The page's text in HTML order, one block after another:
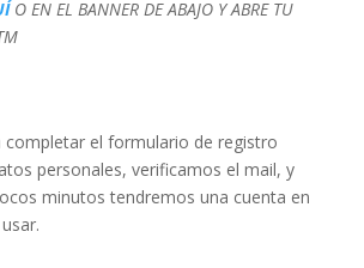
O EN EL BANNER DE ABAJO Y ABRE TU
el formulario de registro
personales, verificamos el mail, y
minutos tendremos una cuenta en